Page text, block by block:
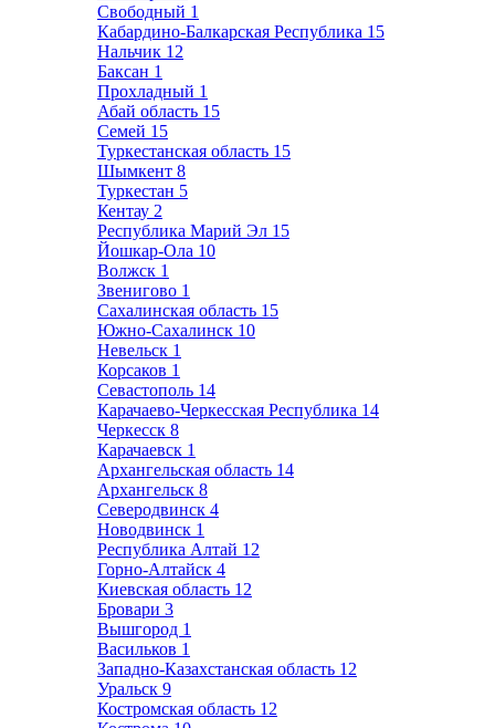
Свободный 1
Кабардино-Балкарская Республика 15
Нальчик 12
Баксан 1
Прохладный 1
Абай область 15
Семей 15
Туркестанская область 15
Шымкент 8
Туркестан 5
Кентау 2
Республика Марий Эл 15
Йошкар-Ола 10
Волжск 1
Звенигово 1
Сахалинская область 15
Южно-Сахалинск 10
Невельск 1
Корсаков 1
Севастополь 14
Карачаево-Черкесская Республика 14
Черкесск 8
Карачаевск 1
Архангельская область 14
Архангельск 8
Северодвинск 4
Новодвинск 1
Республика Алтай 12
Горно-Алтайск 4
Киевская область 12
Бровари 3
Вышгород 1
Васильков 1
Западно-Казахстанская область 12
Уральск 9
Костромская область 12